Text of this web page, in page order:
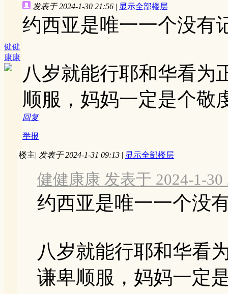
健健
康康
发表于 2024-1-30 21:56 | 显示全部楼层
约西亚是唯一一个没有
八岁就能行耶和华看为
顺服，妈妈一定是个敬
回复
举报
楼主| 发表于 2024-1-31 09:13 | 显示全部楼层
健健康康 发表于 2024-1-30
约西亚是唯一一个没
八岁就能行耶和华看
谦卑顺服，妈妈一定